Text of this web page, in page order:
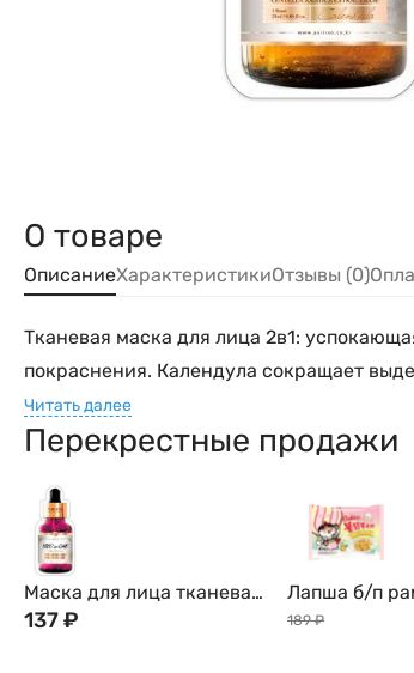
О товаре
ОписаниеХарактеристикиОтзывы (0)
Тканевая маска для лица 2в1:
покраснения. Календула сокращает
Читать далее
Перекрестные продажи
Маска для лица тканевая
2в1 с экстрактом
137₽
Лапша б/п
вкусом
189 ₽